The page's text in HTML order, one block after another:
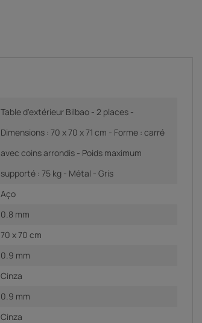
Table d'extérieur Bilbao - 2 places -
Dimensions : 70 x 70 x 71 cm - Forme : carré
avec coins arrondis - Poids maximum
supporté : 75 kg - Métal - Gris
Aço
0.8 mm
70 x 70 cm
0.9 mm
Cinza
0.9 mm
Cinza